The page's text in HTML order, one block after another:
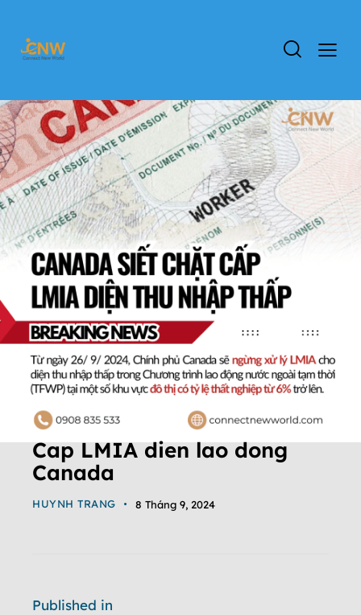
Cap LMIA dien lao dong
Canada
HUYNH TRANG 8 Tháng 9, 2024
Published in